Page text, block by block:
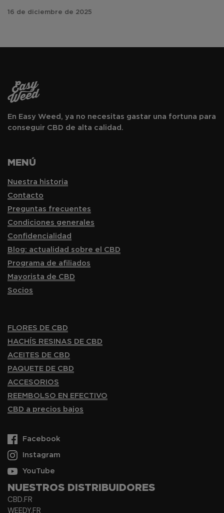
16 de diciembre de 2025
En Easy Weed, ya no necesitas gastar una fortuna para
conseguir CBD de alta calidad.
MENÚ
Nuestra historia
Contacto
Preguntas frecuentes
Condiciones generales
Confidencialidad
Blog: actualidad sobre el CBD
Programa de afiliados
Mayorista de CBD
Socios
FLORES DE CBD
HACHÍS RESINAS DE CBD
ACEITES DE CBD
PAQUETE DE CBD
ACCESORIOS
REEMBOLSO EN EFECTIVO
CBD a precios bajos
Facebook
Instagram
YouTube
NUESTROS DISTRIBUIDORES
CBD.FR
WEEDY.FR